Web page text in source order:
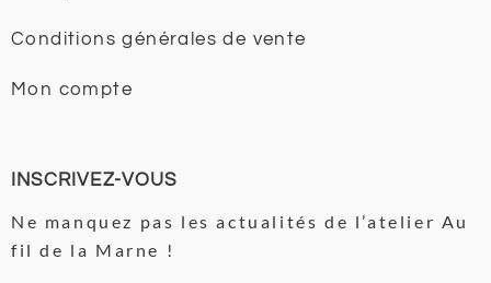
Conditions générales de vente
Mon compte
INSCRIVEZ-VOUS
Ne manquez pas les actualités de l’atelier Au
fil de la Marne !